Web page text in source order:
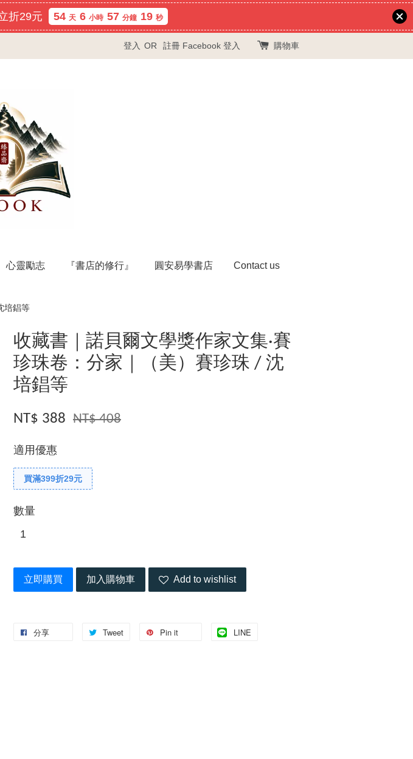
折29元 54 天 6 小時 57 分鐘 18 秒
登入 OR 註冊 Facebook 登入 購物車
心靈勵志 『書店的修行』 圓安易學書店 Contact us
培錩等
收藏書｜諾貝爾文學獎作家文集·賽
珍珠卷：分家｜（美）賽珍珠 / 沈
培錩等
NT$ 388 NT$ 408
適用優惠
買滿399折29元
數量
立即購買 加入購物車 Add to wishlist
分享 Tweet Pin it LINE